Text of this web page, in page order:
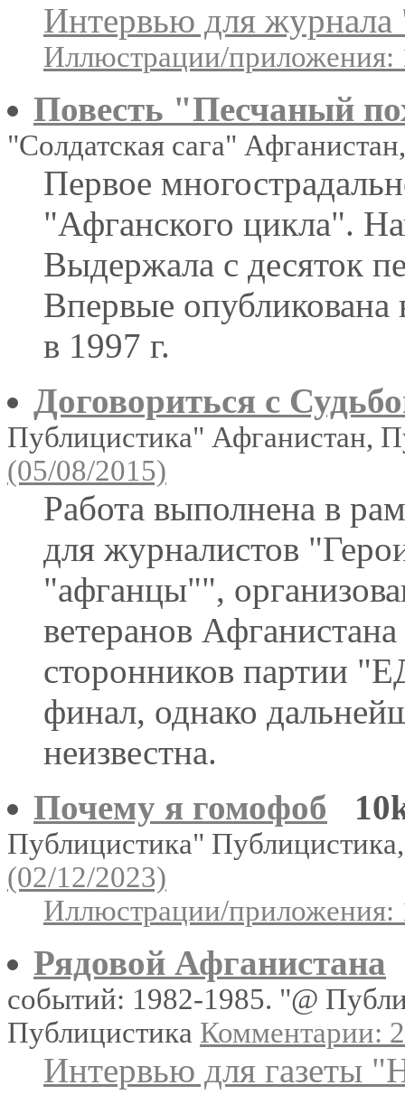
Интервью для
Иллюстрации/приложения:
Повесть "Песчаный
"Солдатская сага"
Первое
"Афганского цикла".
Выдержала c десяток
Впервые
в 1997 г.
Договориться с
Публицистика" Афганистан,
(05/08/2015)
Работа выполнена в
для журналистов
"афганцы"",
ветеранов
сторонников
финал, однако
неизвестна.
Почему я гомофоб
Публицистика"
(02/12/2023)
Иллюстрации/приложения:
Рядовой Афганистана
событий: 1982-1985. "@
Публицистика Комментарии:
Интервью для газеты